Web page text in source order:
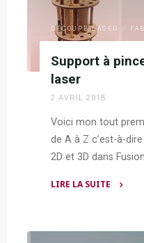
DÉCOUPE LASER
Support à
laser
2 AVRIL 2018
Voici mon tout
de A à Z c’est-à-
2D et 3D dans
LIRE LA SUITE
pinceaux